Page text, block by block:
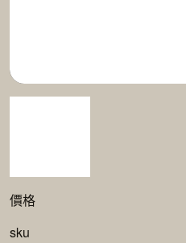
價格
sku